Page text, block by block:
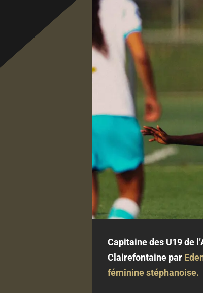
Capitaine des U19 de
Clairefontaine par
féminine stéphanoise.